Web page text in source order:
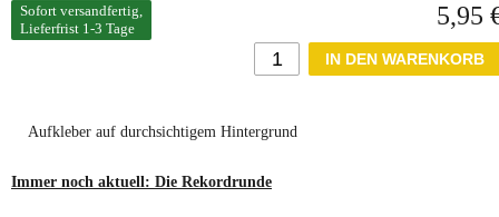
Sofort versandfertig,
Lieferfrist 1-3 Tage
5,95
Aufkleber auf durchsichtigem Hintergrund
Immer noch aktuell: Die Rekordrunde